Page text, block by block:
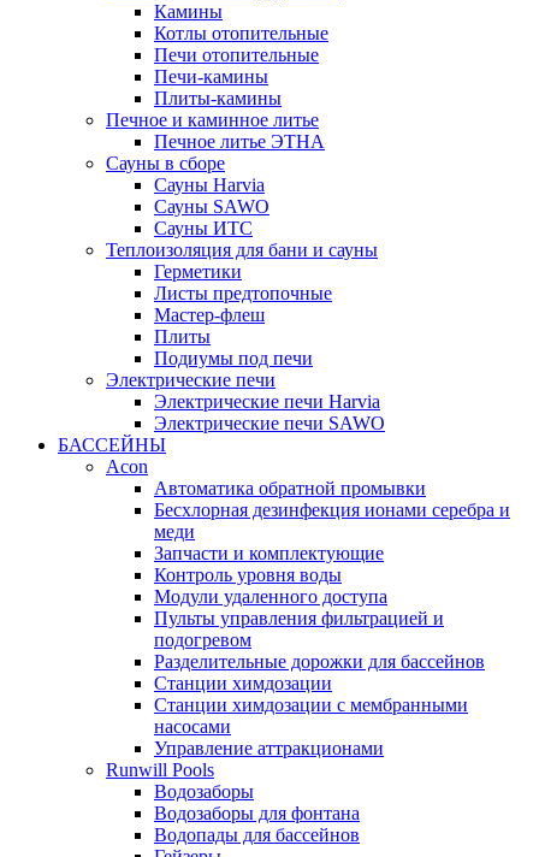
Камины
Котлы отопительные
Печи отопительные
Печи-камины
Плиты-камины
Печное и каминное литье
Печное литье ЭТНА
Сауны в сборе
Cауны Harvia
Сауны SAWO
Сауны ИТС
Теплоизоляция для бани и сауны
Герметики
Листы предтопочные
Мастер-флеш
Плиты
Подиумы под печи
Электрические печи
Электрические печи Harvia
Электрические печи SAWO
БАССЕЙНЫ
Acon
Автоматика обратной промывки
Беcхлорная дезинфекция ионами серебра и
меди
Запчасти и комплектующие
Контроль уровня воды
Модули удаленного доступа
Пульты управления фильтрацией и
подогревом
Разделительные дорожки для бассейнов
Станции химдозации
Станции химдозации с мембранными
насосами
Управление аттракционами
Runwill Pools
Водозаборы
Водозаборы для фонтана
Водопады для бассейнов